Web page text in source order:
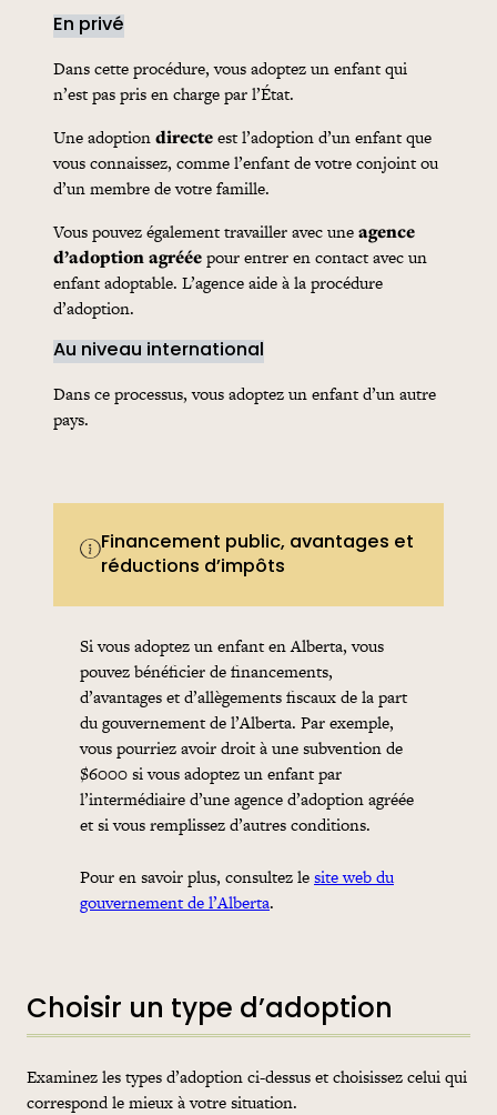
En privé
Dans cette procédure, vous adoptez un enfant qui
n’est pas pris en charge par l’État.
Une adoptiondirecteest l’adoption d’un enfant que
vous connaissez, comme l’enfant de votre conjoint ou
d’un membre de votre famille.
Vous pouvez également travailler avec uneagence
d’adoption agrééepour entrer en contact avec un
enfant adoptable. L’agence aide à la procédure
d’adoption.
Au niveau international
Dans ce processus, vous adoptez un enfant d’un autre
pays.
Financement public, avantages et
réductions d’impôts
Si vous adoptez un enfant en Alberta, vous
pouvez bénéficier de financements,
d’avantages et d’allègements fiscaux de la part
du gouvernement de l’Alberta. Par exemple,
vous pourriez avoir droit à une subvention de
$6000 si vous adoptez un enfant par
l’intermédiaire d’une agence d’adoption agréée
et si vous remplissez d’autres conditions.
Pour en savoir plus, consultez lesite web du
gouvernement de l’Alberta.
Choisir un type d’adoption
Examinez les types d’adoption ci-dessus et choisissez celui qui
correspond le mieux à votre situation.